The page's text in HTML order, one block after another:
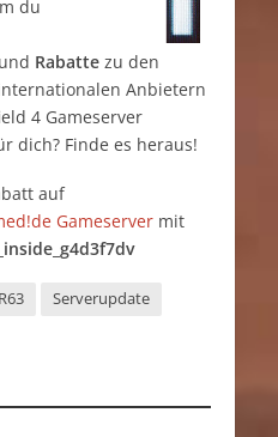
du
und Rabattezu den
Anbietern
4 Gameserver
dich? Finde es heraus!
auf
Gameservermit
R63
Serverupdate